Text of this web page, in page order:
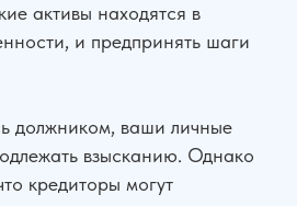
активы находятся в
и предпринять шаги
должником, ваши личные
взысканию. Однако
кредиторы могут